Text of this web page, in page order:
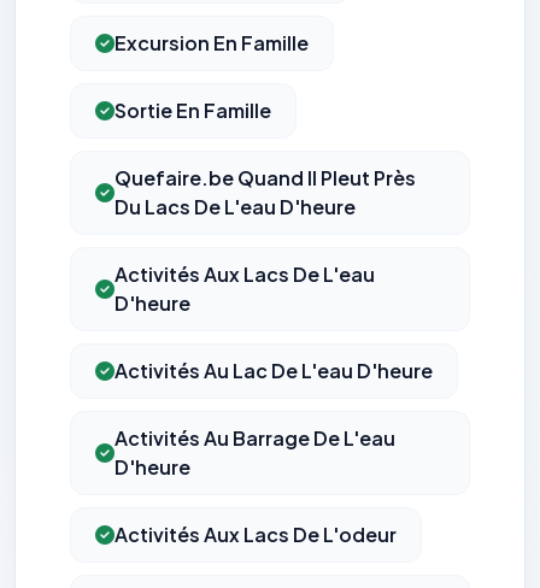
Excursion En Famille
Sortie En Famille
Quefaire.be Quand Il Pleut Près
Du Lacs De L'eau D'heure
Activités Aux Lacs De L'eau
D'heure
Activités Au Lac De L'eau D'heure
Activités Au Barrage De L'eau
D'heure
Activités Aux Lacs De L'odeur